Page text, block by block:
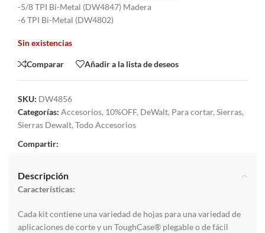
-5/8 TPI Bi-Metal (DW4847) Madera
-6 TPI Bi-Metal (DW4802)
Sin existencias
Comparar Añadir a la lista de deseos
SKU: DW4856
Categorías: Accesorios, 10%OFF, DeWalt, Para cortar, Sierras,
Sierras Dewalt, Todo Accesorios
Compartir:
Descripción
Características:
Cada kit contiene una variedad de hojas para una variedad de
aplicaciones de corte y un ToughCase® plegable o de fácil